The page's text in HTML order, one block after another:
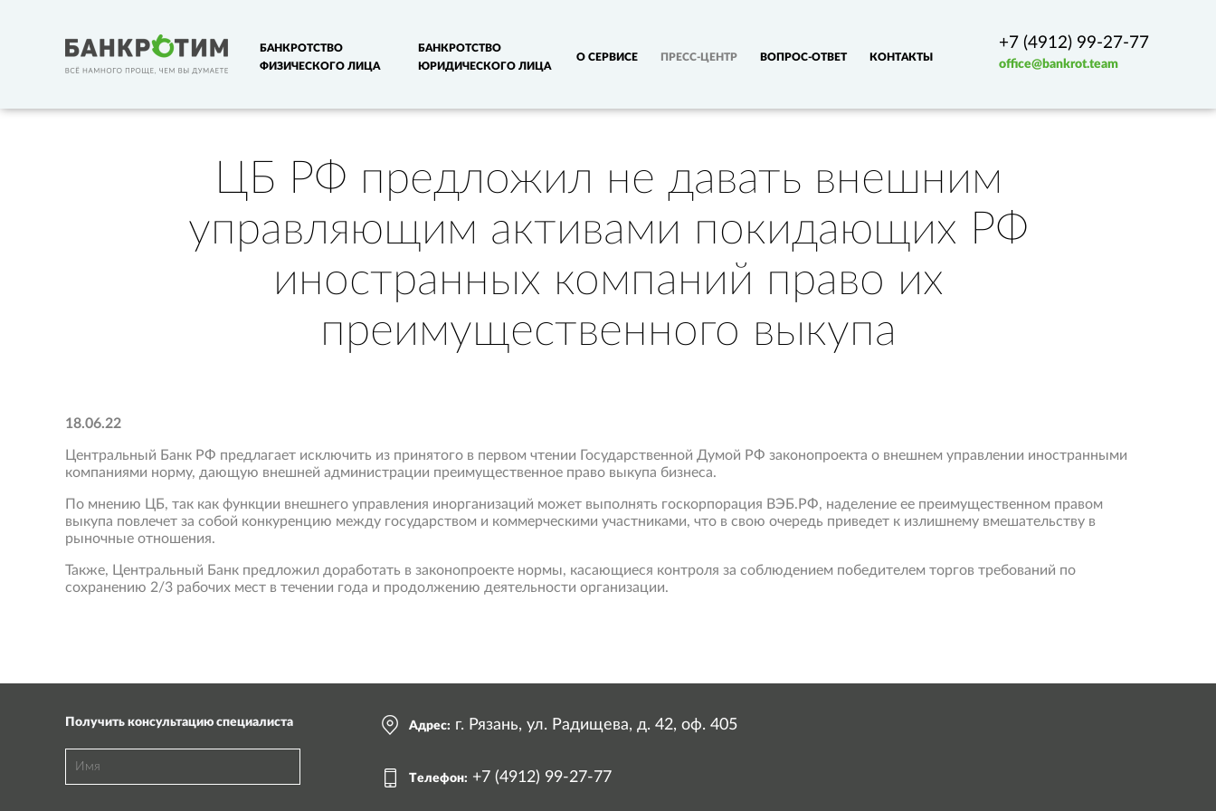
БАНКРОТСТВО
ФИЗИЧЕСКОГО ЛИЦА
БАНКРОТСТВО
ЮРИДИЧЕСКОГО ЛИЦА
О СЕРВИСЕ ПРЕСС-ЦЕНТР ВОПРОС-ОТВЕТ КОНТАКТЫ
+7 (4912) 99-27-77
office@bankrot.team
ЦБ РФ предложил не давать внешним
управляющим активами покидающих РФ
иностранных компаний право их
преимущественного выкупа
18.06.22
Центральный Банк РФ предлагает исключить из принятого в первом чтении Государственной Думой РФ законопроекта о внешнем управлении иностранными
компаниями норму, дающую внешней администрации преимущественное право выкупа бизнеса.
По мнению ЦБ, так как функции внешнего управления инорганизаций может выполнять госкорпорация ВЭБ.РФ, наделение ее преимущественном правом
выкупа повлечет за собой конкуренцию между государством и коммерческими участниками, что в свою очередь приведет к излишнему вмешательству в
рыночные отношения.
Также, Центральный Банк предложил доработать в законопроекте нормы, касающиеся контроля за соблюдением победителем торгов требований по
сохранению 2/3 рабочих мест в течении года и продолжению деятельности организации.
Получить консультацию специалиста Адрес: г. Рязань, ул. Радищева, д. 42, оф. 405
Телефон: +7 (4912) 99-27-77